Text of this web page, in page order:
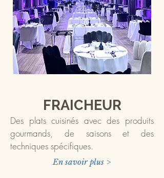
FRAICHEUR
Des plats cuisinés avec des produits
gourmands, de saisons et des
techniques spécifiques.
En savoir plus >